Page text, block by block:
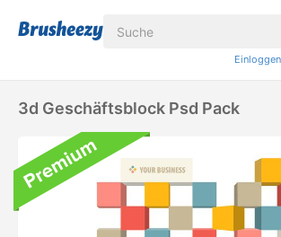
Einloggen
3d Geschäftsblock Psd Pack